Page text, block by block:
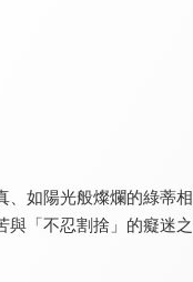
如陽光般燦爛的綠蒂
「不忍割捨」的癡迷